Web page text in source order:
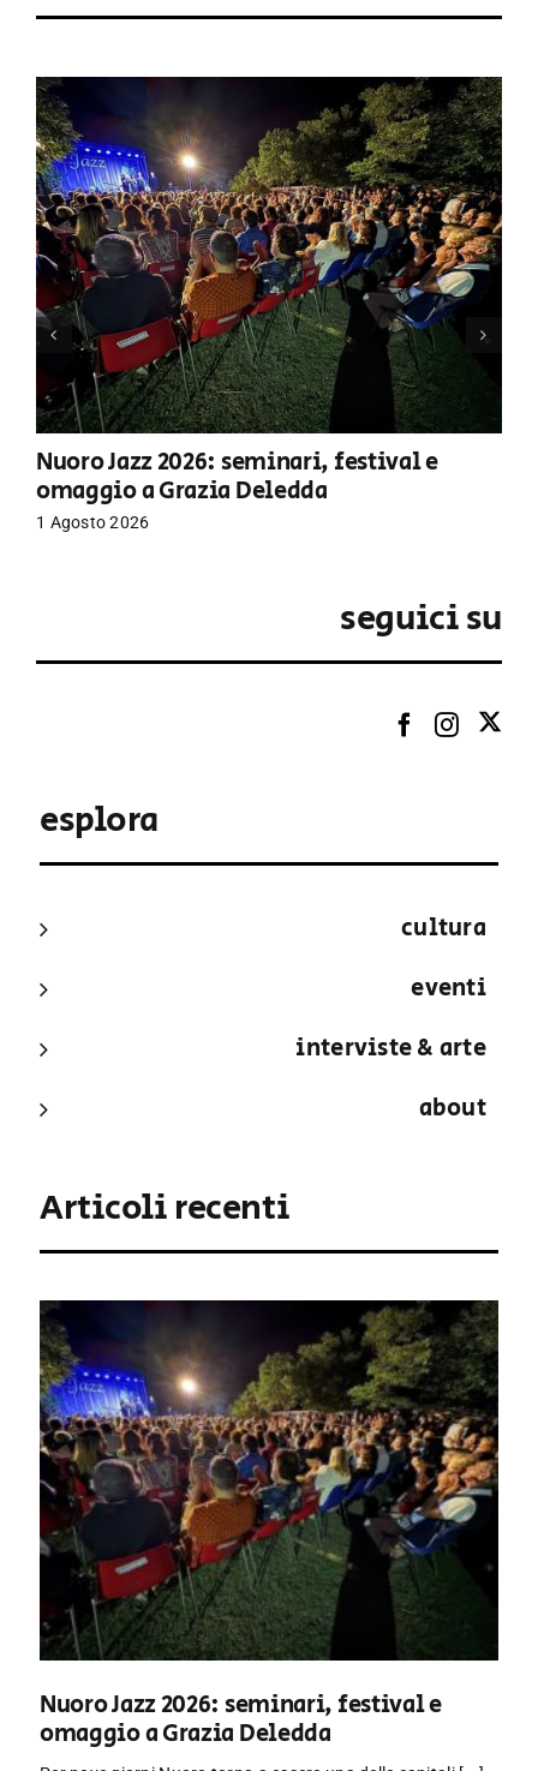
Nuoro Jazz 2026: seminari, festival e
omaggio a Grazia Deledda
1 Agosto 2026
seguici su
esplora
cultura
eventi
interviste & arte
about
Articoli recenti
Nuoro Jazz 2026: seminari, festival e
omaggio a Grazia Deledda